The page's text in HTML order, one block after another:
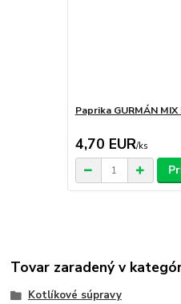
Paprika GURMÁN MIX
4,70 EUR/ks
Tovar zaradený v
Kotlíkové súpravy